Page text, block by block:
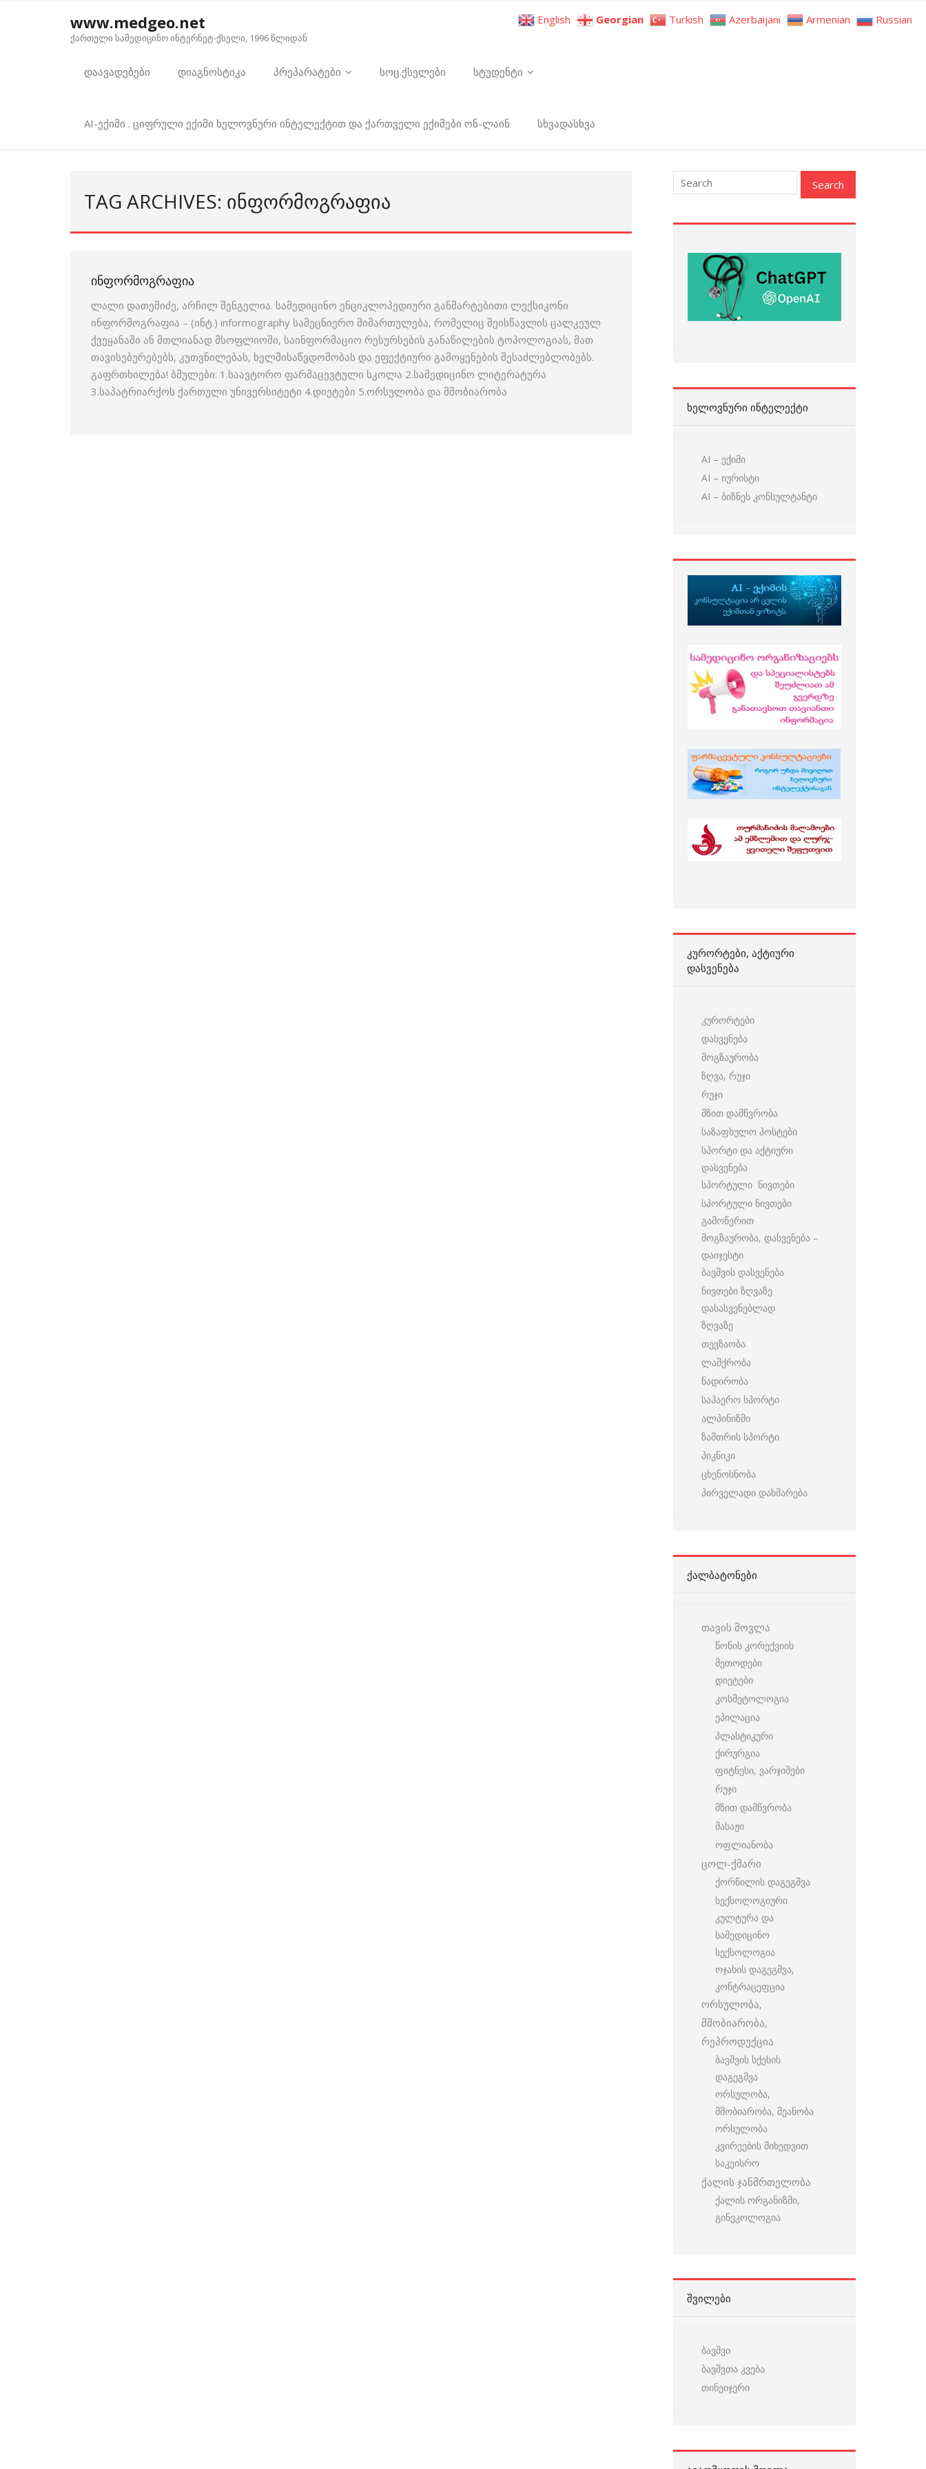
www.medgeo.net
ქართული სამედიცინო ინტერნეტ-ქსელი, 1996 წლიდან
დაავადებები დიაგნოსტიკა პრეპარატები სოც.ქსელები სტუდენტი
AI-ექიმი . ციფრული ექიმი ხელოვნური ინტელექტით და ქართველი ექიმები ონ-ლაინ სხვადასხვა
TAG ARCHIVES: ᲘᲜᲤᲝᲠᲛᲝᲒᲠᲐᲤᲘᲐ
ᲘᲜᲤᲝᲠᲛᲝᲒᲠᲐᲤᲘᲐ
ლალი დათეშიძე, არჩილ შენგელია. სამედიცინო ენციკლოპედიური განმარტებითი ლექსიკონი
ინფორმოგრაფია – (ინტ.) informography სამეცნიერო მიმართულება, რომელიც შეისწავლის ცალკეულ
ქვეყანაში ან მთლიანად მსოფლიოში, საინფორმაციო რესურსების განაწილების ტოპოლოგიას, მათ
თავისებურებებს, კუთვნილებას, ხელმისაწვდომობას და ეფექტიური გამოყენების შესაძლებლობებს.
გაფრთხილება! ბმულები: 1.საავტორო ფარმაცევტული სკოლა 2.სამედიცინო ლიტერატურა
3.საპატრიარქოს ქართული უნივერსიტეტი 4.დიეტები 5.ორსულობა და მშობიარობა
ᲮᲔᲚᲝᲕᲜᲣᲠᲘ ᲘᲜᲢᲔᲚᲔᲥᲢᲘ
AI – ექიმი
AI – იურისტი
AI – ბიზნეს კონსულტანტი
ᲙᲣᲠᲝᲠᲢᲔᲑᲘ, ᲐᲥᲢᲘᲣᲠᲘ
ᲓᲐᲡᲕᲔᲜᲔᲑᲐ
კურორტები
დასვენება
მოგზაურობა
ზღვა, რუჯი
რუჯი
მზით დამწვრობა
საზაფხულო პოსტები
სპორტი და აქტიური
დასვენება
სპორტული ნივთები
სპორტული ნივთები
გამოწერით
მოგზაურობა, დასვენება –
დაიჯესტი
ბავშვის დასვენება
ნივთები ზღვაზე
დასასვენებლად
ზღვაზე
თევზაობა
ლაშქრობა
ნადირობა
საჰაერო სპორტი
ალპინიზმი
ზამთრის სპორტი
პიკნიკი
ცხენოსნობა
პირველადი დახმარება
ᲥᲐᲚᲑᲐᲢᲝᲜᲔᲑᲘ
თავის მოვლა
წონის კორექვიის
მეთოდები
დიეტები
კოსმეტოლოგია
ეპილაცია
პლასტიკური
ქირურგია
ფიტნესი, ვარჯიშები
რუჯი
მზით დამწვრობა
მასაჟი
ოფლიანობა
ცოლ-ქმარი
ქორწილის დაგეგმვა
სექსოლოგიური
კულტურა და
სამედიცინო
სექსოლოგია
ოჯახის დაგეგმვა,
კონტრაცეფცია
ორსულობა,
მშობიარობა,
რეპროდუქცია
ბავშვის სქესის
დაგეგმვა
ორსულობა,
მშობიარობა, მეანობა
ორსულობა
კვირეების მიხედვით
საკეისრო
ქალის ჯანმრთელობა
ქალის ორგანიზმი,
გინეკოლოგია
ᲨᲕᲘᲚᲔᲑᲘ
ბავშვი
ბავშვთა კვება
თინეიჯერი
English Georgian Turkish Azerbaijani Armenian Russian